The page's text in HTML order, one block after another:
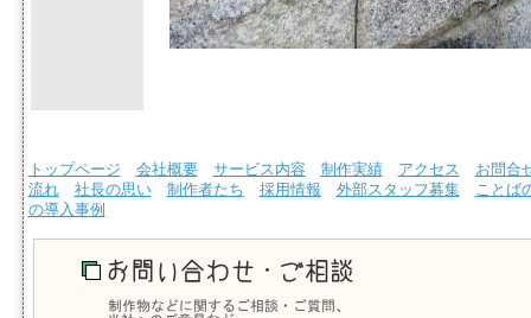
トップページ 会社概要 サービス内容 制作実績 アクセス
お問合
流れ
社長の思い 制作者たち 採用情報 外部スタッフ募集
ことば
の導入事例